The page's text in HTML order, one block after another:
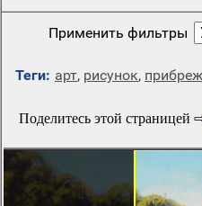
Применить фильтры
Теги: арт, рисунок,